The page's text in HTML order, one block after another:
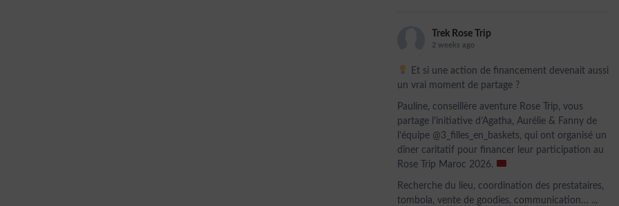
Trek Rose Trip
2 weeks ago
Et si une action de financement devenait aussi
un vrai moment de partage ?
Pauline, conseillère aventure Rose Trip, vous
partage l’initiative d’Agatha, Aurélie & Fanny de
l’équipe @3_filles_en_baskets, qui ont organisé un
dîner caritatif pour financer leur participation au
Rose Trip Maroc 2026.
Recherche du lieu, coordination des prestataires,
tombola, vente de goodies, communication… ...